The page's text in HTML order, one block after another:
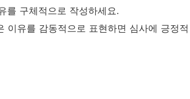
를 구체적으로 작성하세요.
이유를 감동적으로 표현하면 심사에 긍정적